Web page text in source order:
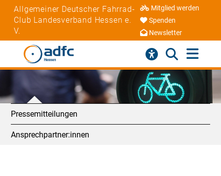
Allgemeiner Deutscher Fahrrad-
Club Landesverband Hessen e.
V.
Mitglied werden
Spenden
Newsletter
Pressemitteilungen
Ansprechpartner:innen